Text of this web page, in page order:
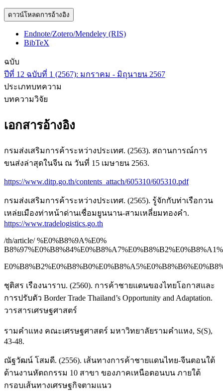
ดาวน์โหลดการอ้างอิง
Endnote/Zotero/Mendeley (RIS)
BibTeX
ฉบับ
ปีที่ 12 ฉบับที่ 1 (2567): มกราคม - มิถุนายน 2567
ประเภทบทความ
บทความวิจัย
เอกสารอ้างอิง
กรมส่งเสริมการค้าระหว่างประเทศ. (2563). สถานการณ์การ
ขนส่งล่าสุดในจีน ณ วันที่ 15 เมษายน 2563.
https://www.ditp.go.th/contents_attach/605310/605310.pdf
กรมส่งเสริมการค้าระหว่างประเทศ. (2565). รู้จักกับท่าเรือกวน
เหล่ยเมืองท่าหน้าด่านเชื่อมยูนนาน-สามเหลี่ยมทองคำ.
https://www.tradelogistics.go.th
/th/article/ %E0%B8%9A%E0%
ชุติสร เรืองนาราบ. (2560). การค้าชายแดนของไทยโอกาสและ
การปรับตัว Border Trade Thailand’s Opportunity and Adaptation.
วารสารเศรษฐศาสตร์
รามคำแหง คณะเศรษฐศาสตร์ มหาวิทยาลัยรามคำแหง, S(S),
43-48.
ณัฐวัฒน์ โสมดี. (2556). เส้นทางการค้าชายแดนไทย-จีนตอนใต้
ด้านงานหัตถกรรม 10 สาขา ของภาคเหนือตอนบน ภายใต้
กรอบเส้นทางเศรษฐกิจตามแนว